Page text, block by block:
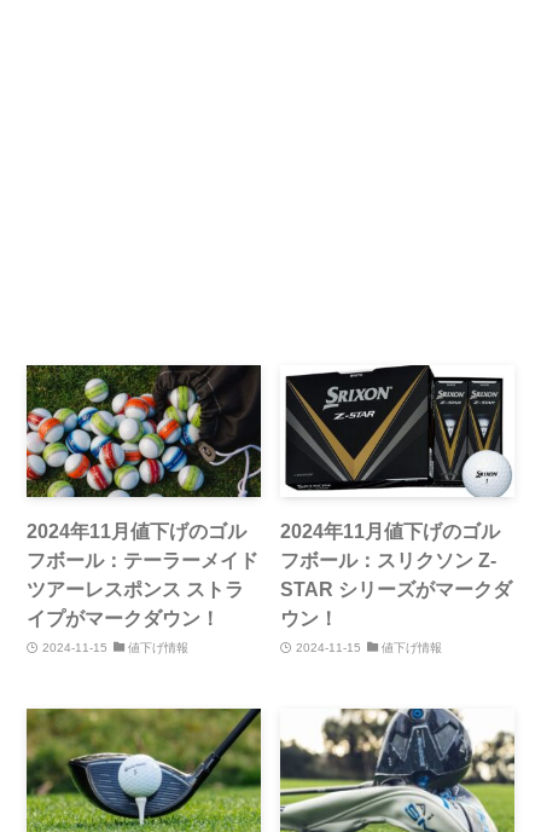
2024年11月値下げのゴル
フボール：テーラーメイド
ツアーレスポンス ストラ
イプがマークダウン！
2024-11-15 値下げ情報
2024年11月値下げのゴル
フボール：スリクソン Z-
STAR シリーズがマークダ
ウン！
2024-11-15 値下げ情報